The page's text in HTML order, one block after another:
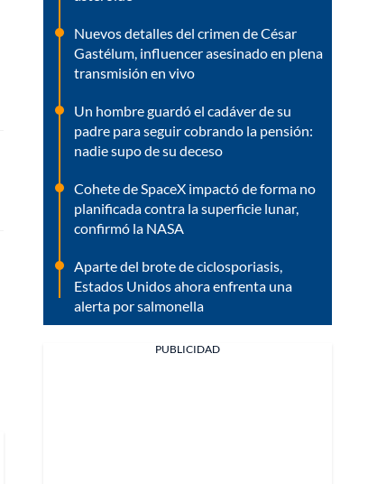
Nuevos detalles del crimen de César
Gastélum, influencer asesinado en plena
transmisión en vivo
Un hombre guardó el cadáver de su
padre para seguir cobrando la pensión:
nadie supo de su deceso
Cohete de SpaceX impactó de forma no
planificada contra la superficie lunar,
confirmó la NASA
Aparte del brote de ciclosporiasis,
Estados Unidos ahora enfrenta una
alerta por salmonella
PUBLICIDAD